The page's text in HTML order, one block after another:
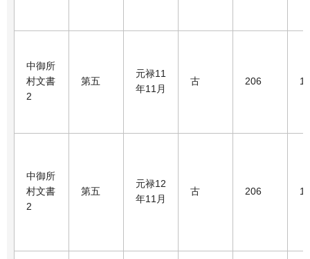
中御所
村文書
2
第五
元禄11
年11月
古 206 1
中御所
村文書
2
第五
元禄12
年11月
古 206 1